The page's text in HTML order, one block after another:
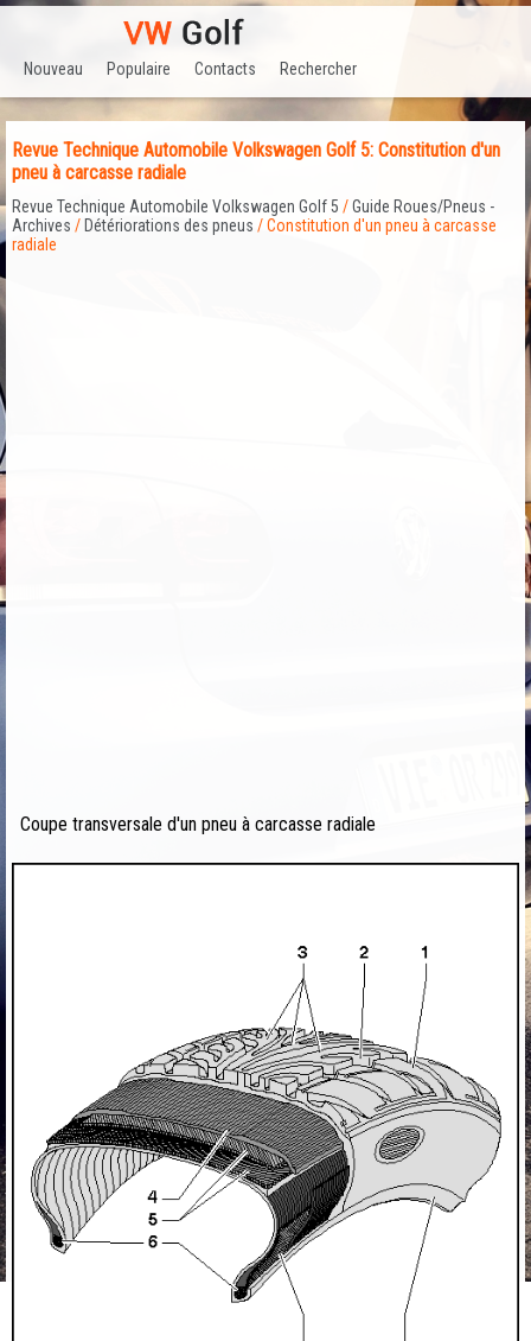
Nouveau Populaire Contacts Rechercher
Revue Technique Automobile Volkswagen Golf 5: Constitution d'un
pneu à carcasse radiale
Revue Technique Automobile Volkswagen Golf 5 /Guide Roues/Pneus -
Archives / Détériorations des pneus / Constitution d'un pneu à carcasse
radiale
Coupe transversale d'un pneu à carcasse radiale